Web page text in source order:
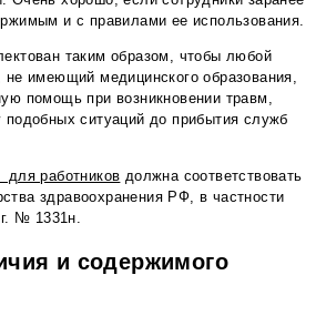
и с правилами ее использования.
таким образом, чтобы любой
не имеющий медицинского образования,
помощь при возникновении травм,
ситуаций до прибытия служб
для работников должна соответствовать
здравоохранения РФ, в частности
№ 1331н.
и содержимого